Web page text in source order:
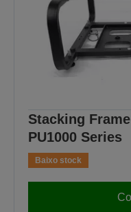
Stacking
PU1000 Series
Baixo stock